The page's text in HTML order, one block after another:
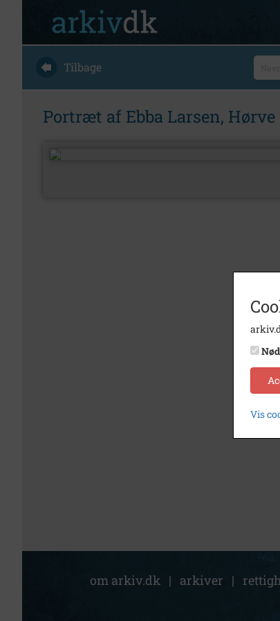
Tilbage
Portræt af Ebba Larsen, Hørve
om arkiv.dk | arkiver |
Vis